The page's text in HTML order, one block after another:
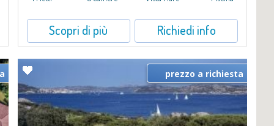
Scopri di più Richiedi info
prezzo a richiesta